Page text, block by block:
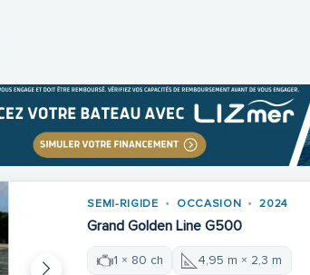
SEMI-RIGIDE OCCASION 2024
Grand Golden Line G500
1 × 80 ch 4,95 m × 2,3 m